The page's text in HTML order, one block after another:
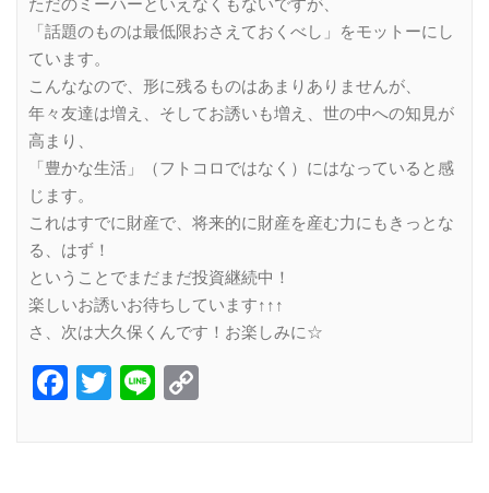
ただのミーハーといえなくもないですが、
「話題のものは最低限おさえておくべし」をモットーにし
ています。
こんななので、形に残るものはあまりありませんが、
年々友達は増え、そしてお誘いも増え、世の中への知見が
高まり、
「豊かな生活」（フトコロではなく）にはなっていると感
じます。
これはすでに財産で、将来的に財産を産む力にもきっとな
る、はず！
ということでまだまだ投資継続中！
楽しいお誘いお待ちしています↑↑↑
さ、次は大久保くんです！お楽しみに☆
Facebook
Twitter
Line